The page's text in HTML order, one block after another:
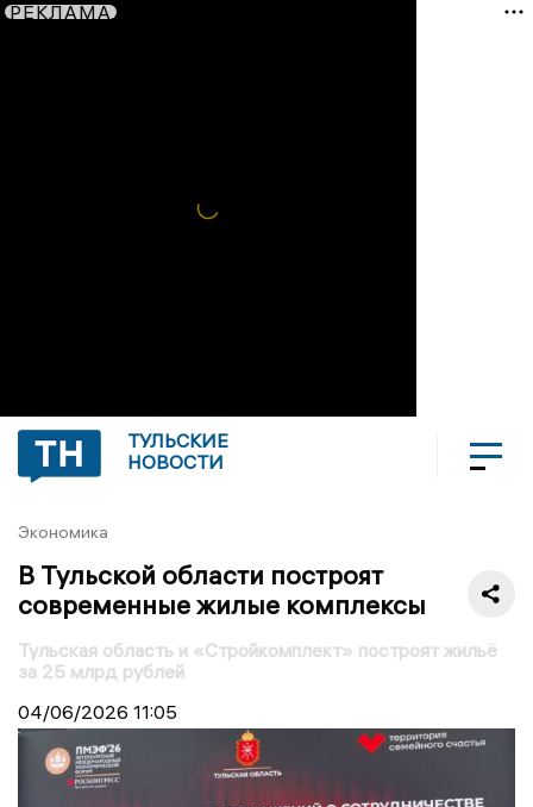
РЕКЛАМА
ТУЛЬСКИЕ
НОВОСТИ
Экономика
В Тульской области построят
современные жилые комплексы
Тульская область и «Стройкомплект» построят жильё
за 25 млрд рублей
04/06/2026 11:05